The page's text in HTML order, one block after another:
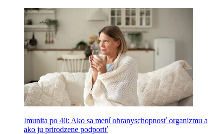
Imunita po 40: Ako sa mení obranyschopnosť organizmu a
ako ju prirodzene podporiť